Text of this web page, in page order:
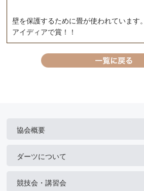
壁を保護するために畳が使われています。
アイディアで賞！！
協会概要
ダーツについて
競技会・講習会